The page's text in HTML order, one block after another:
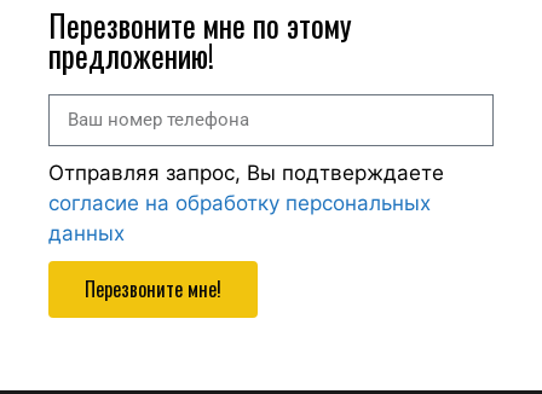
Перезвоните мне по этому
предложению!
Отправляя запрос, Вы подтверждаете
согласие на обработку персональных
данных
Перезвоните мне!